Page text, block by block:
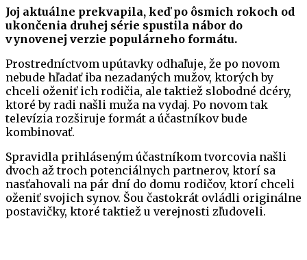
Joj aktuálne prekvapila, keď po ôsmich rokoch od
ukončenia druhej série spustila nábor do
vynovenej verzie populárneho formátu.
Prostredníctvom upútavky odhaľuje, že po novom
nebude hľadať iba nezadaných mužov, ktorých by
chceli oženiť ich rodičia, ale taktiež slobodné dcéry,
ktoré by radi našli muža na vydaj. Po novom tak
televízia rozširuje formát a účastníkov bude
kombinovať.
Spravidla prihláseným účastníkom tvorcovia našli
dvoch až troch potenciálnych partnerov, ktorí sa
nasťahovali na pár dní do domu rodičov, ktorí chceli
oženiť svojich synov. Šou častokrát ovládli originálne
postavičky, ktoré taktiež u verejnosti zľudoveli.